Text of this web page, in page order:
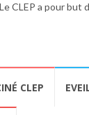
Le CLEP a pour but
CLEP